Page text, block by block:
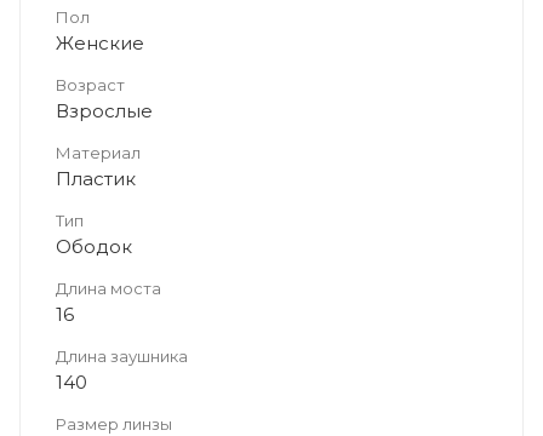
Пол
Женские
Возраст
Взрослые
Материал
Пластик
Тип
Ободок
Длина моста
16
Длина заушника
140
Размер линзы